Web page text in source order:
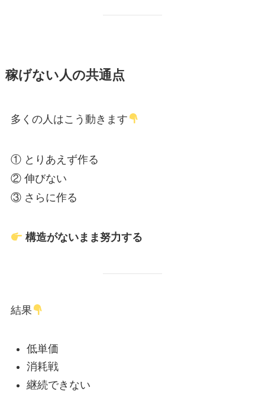
稼げない人の共通点
多くの人はこう動きます
① とりあえず作る
② 伸びない
③ さらに作る
構造がないまま努力する
結果
低単価
消耗戦
継続できない